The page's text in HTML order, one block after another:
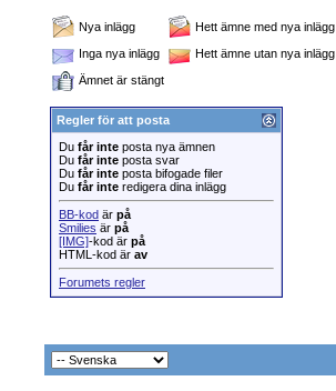
Nya inlägg
Hett ämne med nya inlägg
Inga nya inlägg
Hett ämne utan nya inlägg
Ämnet är stängt
Regler för att posta
Du får inte posta nya ämnen
Du får inte posta svar
Du får inte posta bifogade filer
Du får inte redigera dina inlägg
BB-kod är på
Smilies är på
[IMG]-kod är på
HTML-kod är av
Forumets regler